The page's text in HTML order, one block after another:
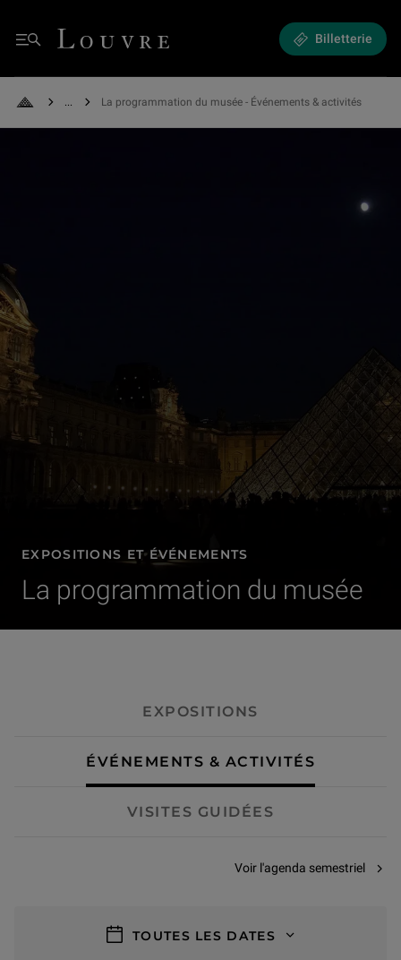
Menu
Louvre - Retour à l'accueil Billetterie
Retour à l'accueil
See all breadcrumbs
La programmation du musée - Événements & activités
EXPOSITIONS ET ÉVÉNEMENTS
La programmation du musée
EXPOSITIONS
ÉVÉNEMENTS & ACTIVITÉS
VISITES GUIDÉES
Voir l'agenda semestriel
TOUTES LES DATES